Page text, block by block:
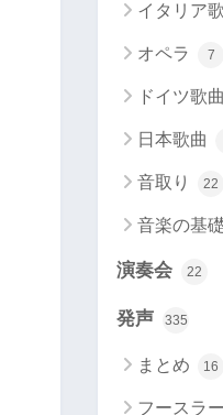
イタリア
オペラ 7
ドイツ歌曲
日本歌曲
音取り 22
音楽の基礎
演奏会 22
発声 335
まとめ 16
フースラー